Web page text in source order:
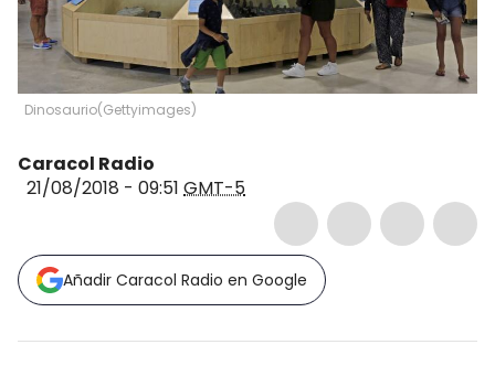
Dinosaurio(Gettyimages)
Caracol Radio
21/08/2018 - 09:51 GMT-5
Añadir Caracol Radio en Google